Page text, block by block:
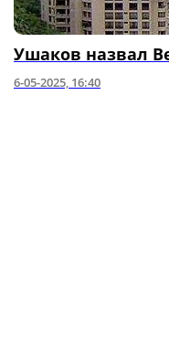
Ушаков назвал
6-05-2025, 16:40